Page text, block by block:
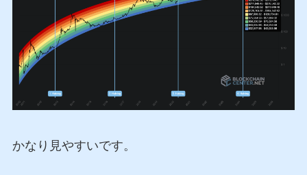
かなり見やすいです。